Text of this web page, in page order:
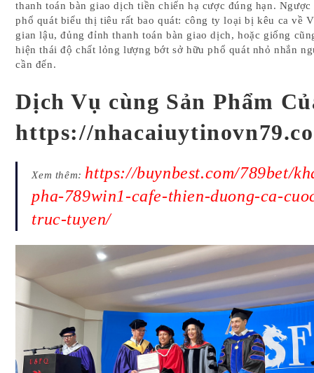
thanh toán bàn giao dịch tiền chiến hạ cược đúng hạn.
phổ quát biểu thị tiêu rất bao quát: công ty loại bị kêu ca về
gian lậu, đủng đỉnh thanh toán bàn giao dịch, hoặc giống
hiện thái độ chất lỏng lượng bớt sở hữu phổ quát nhỏ nhắn
cần đến.
Dịch Vụ cùng Sản Phẩm
https://
Xem thêm: https://buynbest.com/789bet/
pha-789win1-cafe-thien-duong-ca-
truc-tuyen/